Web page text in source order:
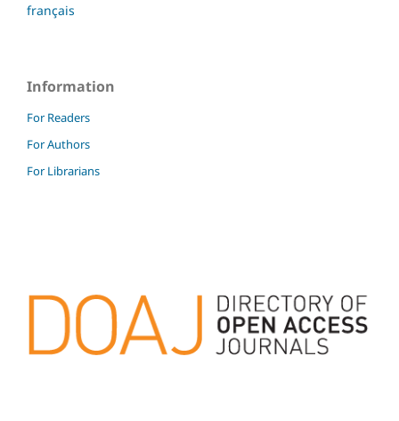
français
Information
For Readers
For Authors
For Librarians